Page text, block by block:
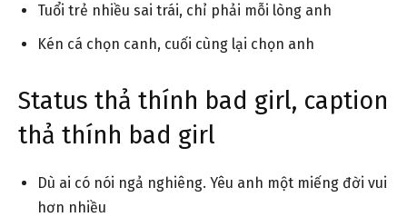
Tuổi trẻ nhiều sai trái, chỉ phải mỗi lòng anh
Kén cá chọn canh, cuối cùng lại chọn anh
Status thả thính bad girl, caption
thả thính bad girl
Dù ai có nói ngả nghiêng. Yêu anh một miếng đời vui
hơn nhiều